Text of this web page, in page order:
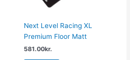
Next Level Racing XL
Premium Floor Matt
581.00kr.